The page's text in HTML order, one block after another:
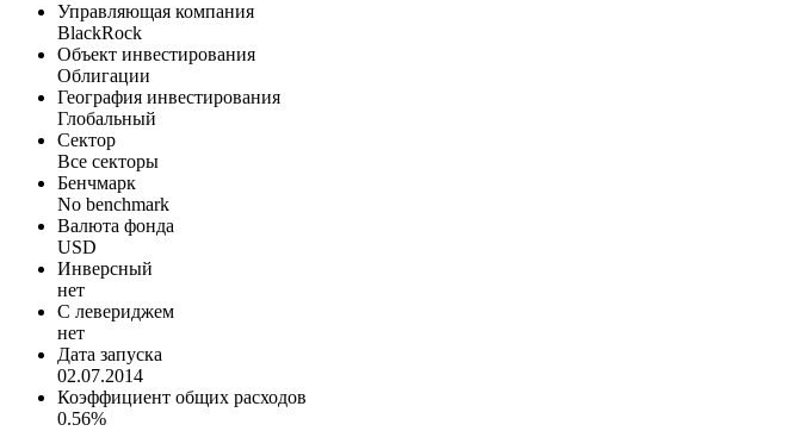
Управляющая компания
BlackRock
Объект инвестирования
Облигации
География инвестирования
Глобальный
Сектор
Все секторы
Бенчмарк
No benchmark
Валюта фонда
USD
Инверсный
нет
С левериджем
нет
Дата запуска
02.07.2014
Коэффициент общих расходов
0.56%